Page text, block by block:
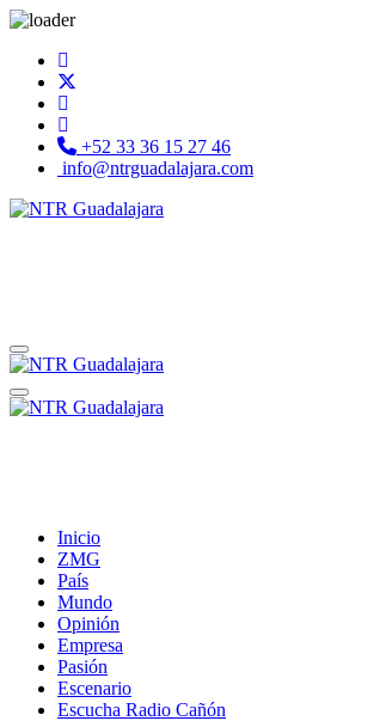
+52 33 36 15 27 46
info@ntrguadalajara.com
Inicio
ZMG
País
Mundo
Opinión
Empresa
Pasión
Escenario
Escucha Radio Cañón